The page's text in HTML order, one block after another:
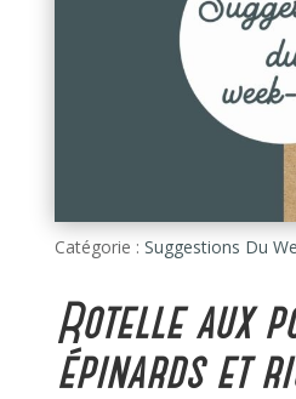
Catégorie : Suggestions Du
Rotelle aux
épinards et